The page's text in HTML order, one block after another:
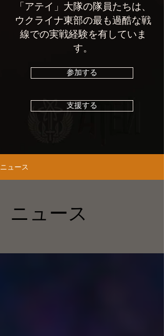
「アテイ」大隊の隊員たちは、
ウクライナ東部の最も過酷な戦
線での実戦経験を有していま
す。
参加する
支援する
ニュース
ニュース